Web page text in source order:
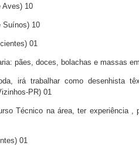
Aves) 10
Suínos) 10
01
pães, doces, bolachas e massas
irá trabalhar como desenhista
PR) 01
Técnico na área, ter experiência ,
01